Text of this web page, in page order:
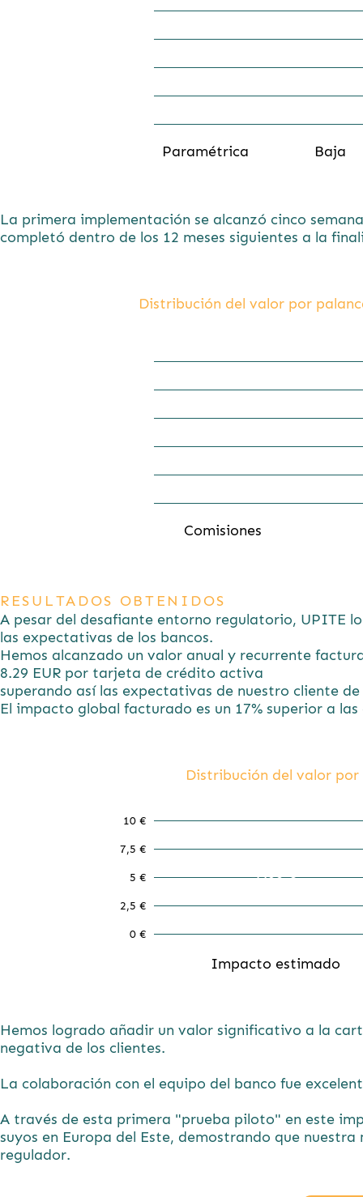
Paramétrica Baja
La primera implementación se alcanzó cinco
completó dentro de los 12 meses siguientes a la
Distribución del valor por
Comisiones
RESULTADOS OBTENIDOS
A pesar del desafiante entorno regulatorio, UPITE
las expectativas de los bancos.
Hemos alcanzado un valor anual y recurrente
8.29 EUR por tarjeta de crédito activa
superando así las expectativas de nuestro cliente
El impacto global facturado es un 17% superior a
10 €
7,5 €
5 €
2,5 €
0 €
7.06 €
Distribución del valor
Impacto estimado
Hemos logrado añadir un valor significativo a la
negativa de los clientes.
La colaboración con el equipo del banco fue
A través de esta primera "prueba piloto" en este
suyos en Europa del Este, demostrando que
regulador.